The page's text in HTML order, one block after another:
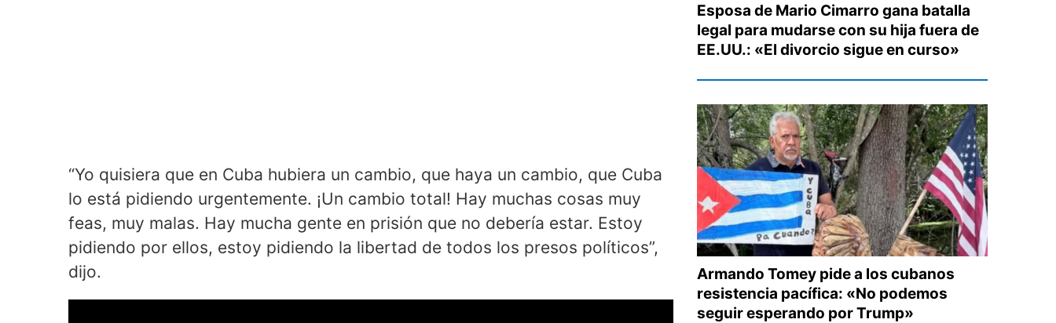
“Yo quisiera que en Cuba hubiera un cambio, que haya un cambio, que Cuba
lo está pidiendo urgentemente. ¡Un cambio total! Hay muchas cosas muy
feas, muy malas. Hay mucha gente en prisión que no debería estar. Estoy
pidiendo por ellos, estoy pidiendo la libertad de todos los presos políticos”,
dijo.
Esposa de Mario Cimarro gana batalla
legal para mudarse con su hija fuera de
EE.UU.: «El divorcio sigue en curso»
Armando Tomey pide a los cubanos
resistencia pacífica: «No podemos
seguir esperando por Trump»